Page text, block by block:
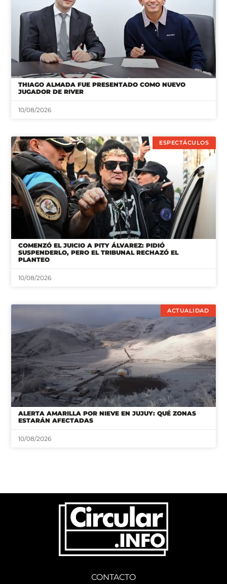
THIAGO ALMADA FUE PRESENTADO COMO NUEVO
JUGADOR DE RIVER
10/08/2026
ESPECTÁCULOS
COMENZÓ EL JUICIO A PITY ÁLVAREZ: PIDIÓ
SUSPENDERLO, PERO EL TRIBUNAL RECHAZÓ EL
PLANTEO
10/08/2026
ACTUALIDAD
ALERTA AMARILLA POR NIEVE EN JUJUY: QUÉ ZONAS
ESTARÁN AFECTADAS
10/08/2026
CONTACTO